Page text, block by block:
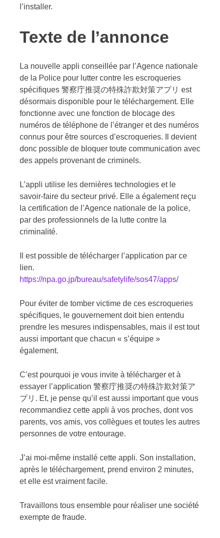
l’installer.
Texte de l’annonce
La nouvelle appli conseillée par l’Agence nationale
de la Police pour lutter contre les escroqueries
spécifiques 警察庁推奨の特殊詐欺対策アプリ est
désormais disponible pour le téléchargement. Elle
fonctionne avec une fonction de blocage des
numéros de téléphone de l’étranger et des numéros
connus pour être sources d’escroqueries. Il devient
donc possible de bloquer toute communication avec
des appels provenant de criminels.
L’appli utilise les dernières technologies et le
savoir-faire du secteur privé. Elle a également reçu
la certification de l’Agence nationale de la police,
par des professionnels de la lutte contre la
criminalité.
Il est possible de télécharger l’application par ce
lien.
https://npa.go.jp/bureau/safetylife/sos47/apps/
Pour éviter de tomber victime de ces escroqueries
spécifiques, le gouvernement doit bien entendu
prendre les mesures indispensables, mais il est tout
aussi important que chacun « s’équipe »
également.
C’est pourquoi je vous invite à télécharger et à
essayer l’application 警察庁推奨の特殊詐欺対策ア
プリ. Et, je pense qu’il est aussi important que vous
recommandiez cette appli à vos proches, dont vos
parents, vos amis, vos collègues et toutes les autres
personnes de votre entourage.
J’ai moi-même installé cette appli. Son installation,
après le téléchargement, prend environ 2 minutes,
et elle est vraiment facile.
Travaillons tous ensemble pour réaliser une société
exempte de fraude.